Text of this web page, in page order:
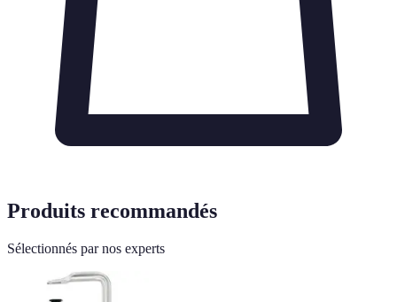
Produits recommandés
Sélectionnés par nos experts